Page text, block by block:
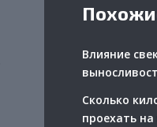
Влияние
Сколько
проехать